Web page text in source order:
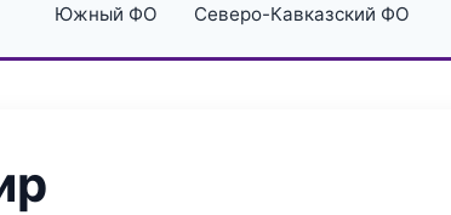
Южный ФО Северо-Кавказский ФО